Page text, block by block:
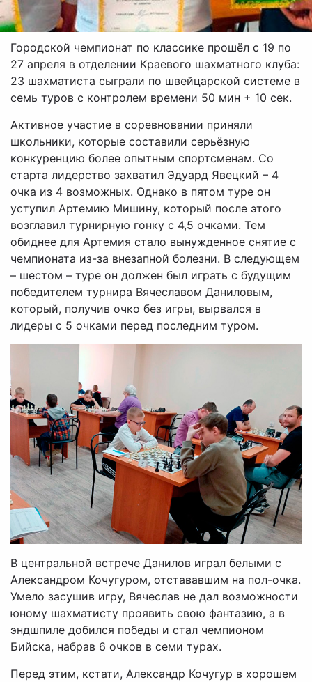
Городской чемпионат по классике прошёл с 19 по
27 апреля в отделении Краевого шахматного клуба:
23 шахматиста сыграли по швейцарской системе в
семь туров с контролем времени 50 мин + 10 сек.
Активное участие в соревновании приняли
школьники, которые составили серьёзную
конкуренцию более опытным спортсменам. Со
старта лидерство захватил Эдуард Явецкий – 4
очка из 4 возможных. Однако в пятом туре он
уступил Артемию Мишину, который после этого
возглавил турнирную гонку с 4,5 очками. Тем
обиднее для Артемия стало вынужденное снятие с
чемпионата из-за внезапной болезни. В следующем
– шестом – туре он должен был играть с будущим
победителем турнира Вячеславом Даниловым,
который, получив очко без игры, вырвался в
лидеры с 5 очками перед последним туром.
В центральной встрече Данилов играл белыми с
Александром Кочугуром, отстававшим на пол-очка.
Умело засушив игру, Вячеслав не дал возможности
юному шахматисту проявить свою фантазию, а в
эндшпиле добился победы и стал чемпионом
Бийска, набрав 6 очков в семи турах.
Перед этим, кстати, Александр Кочугур в хорошем